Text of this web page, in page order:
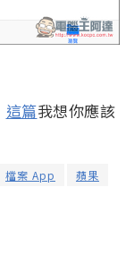
這篇我想你應該
檔案 App 蘋果